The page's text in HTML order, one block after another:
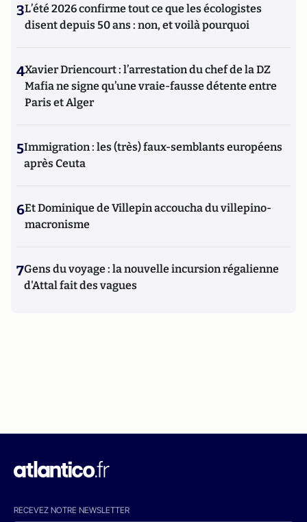
3L’été 2026 confirme tout ce que les écologistes
disent depuis 50 ans : non, et voilà pourquoi
4Xavier Driencourt : l’arrestation du chef de la DZ
Mafia ne signe qu’une vraie-fausse détente entre
Paris et Alger
5Immigration : les (très) faux-semblants européens
après Ceuta
6Et Dominique de Villepin accoucha du villepino-
macronisme
7Gens du voyage : la nouvelle incursion régalienne
d'Attal fait des vagues
RECEVEZ NOTRE NEWSLETTER